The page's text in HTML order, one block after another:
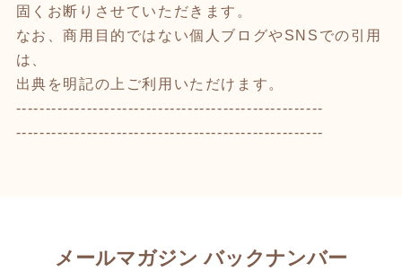
固くお断りさせていただきます。
なお、商用目的ではない個人ブログやSNSでの引用
は、
出典を明記の上ご利用いただけます。
----------------------------------------------------
----------------------------------------------------
メールマガジン バックナンバー